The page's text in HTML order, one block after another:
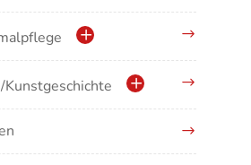
in Baden-
Kunstgeschichte
Mittelalter